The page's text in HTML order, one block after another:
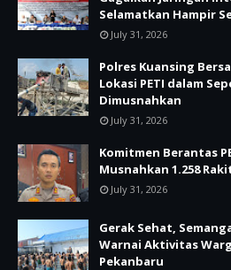
Selamatkan Hampir
July 31, 2026
Polres Kuansing
Lokasi PETI dalam
Dimusnahkan
July 31, 2026
Komitmen Berantas
Musnahkan 1.258
July 31, 2026
Gerak Sehat,
Warnai Aktivitas
Pekanbaru